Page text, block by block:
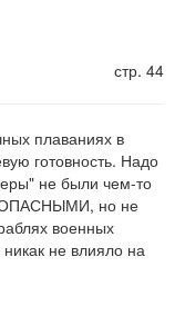
стр. 44
плаваниях в
готовность. Надо
не были чем-то
ОПАСНЫМИ, но не
военных
не влияло на